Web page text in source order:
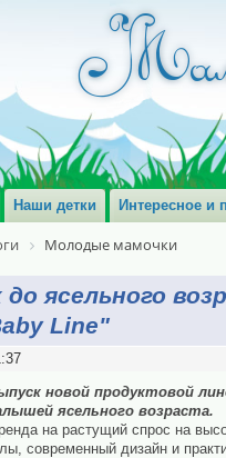
Наши детки Интересное и
Молодые мамочки
ясельного
Line"
новой продуктовой
ясельного возраста.
на растущий спрос на
современный дизайн и